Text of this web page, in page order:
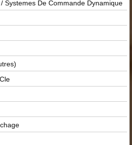
Systemes De Commande Dynamique